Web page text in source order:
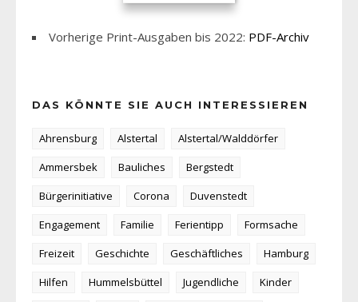
Vorherige Print-Ausgaben bis 2022: PDF-Archiv
DAS KÖNNTE SIE AUCH INTERESSIEREN
Ahrensburg Alstertal
Alstertal/Walddörfer
Ammersbek
Bauliches
Bergstedt
Bürgerinitiative
Corona
Duvenstedt
Engagement
Familie Ferientipp
Formsache
Freizeit
Geschichte Geschäftliches
Hamburg
Hilfen
Hummelsbüttel Jugendliche
Kinder